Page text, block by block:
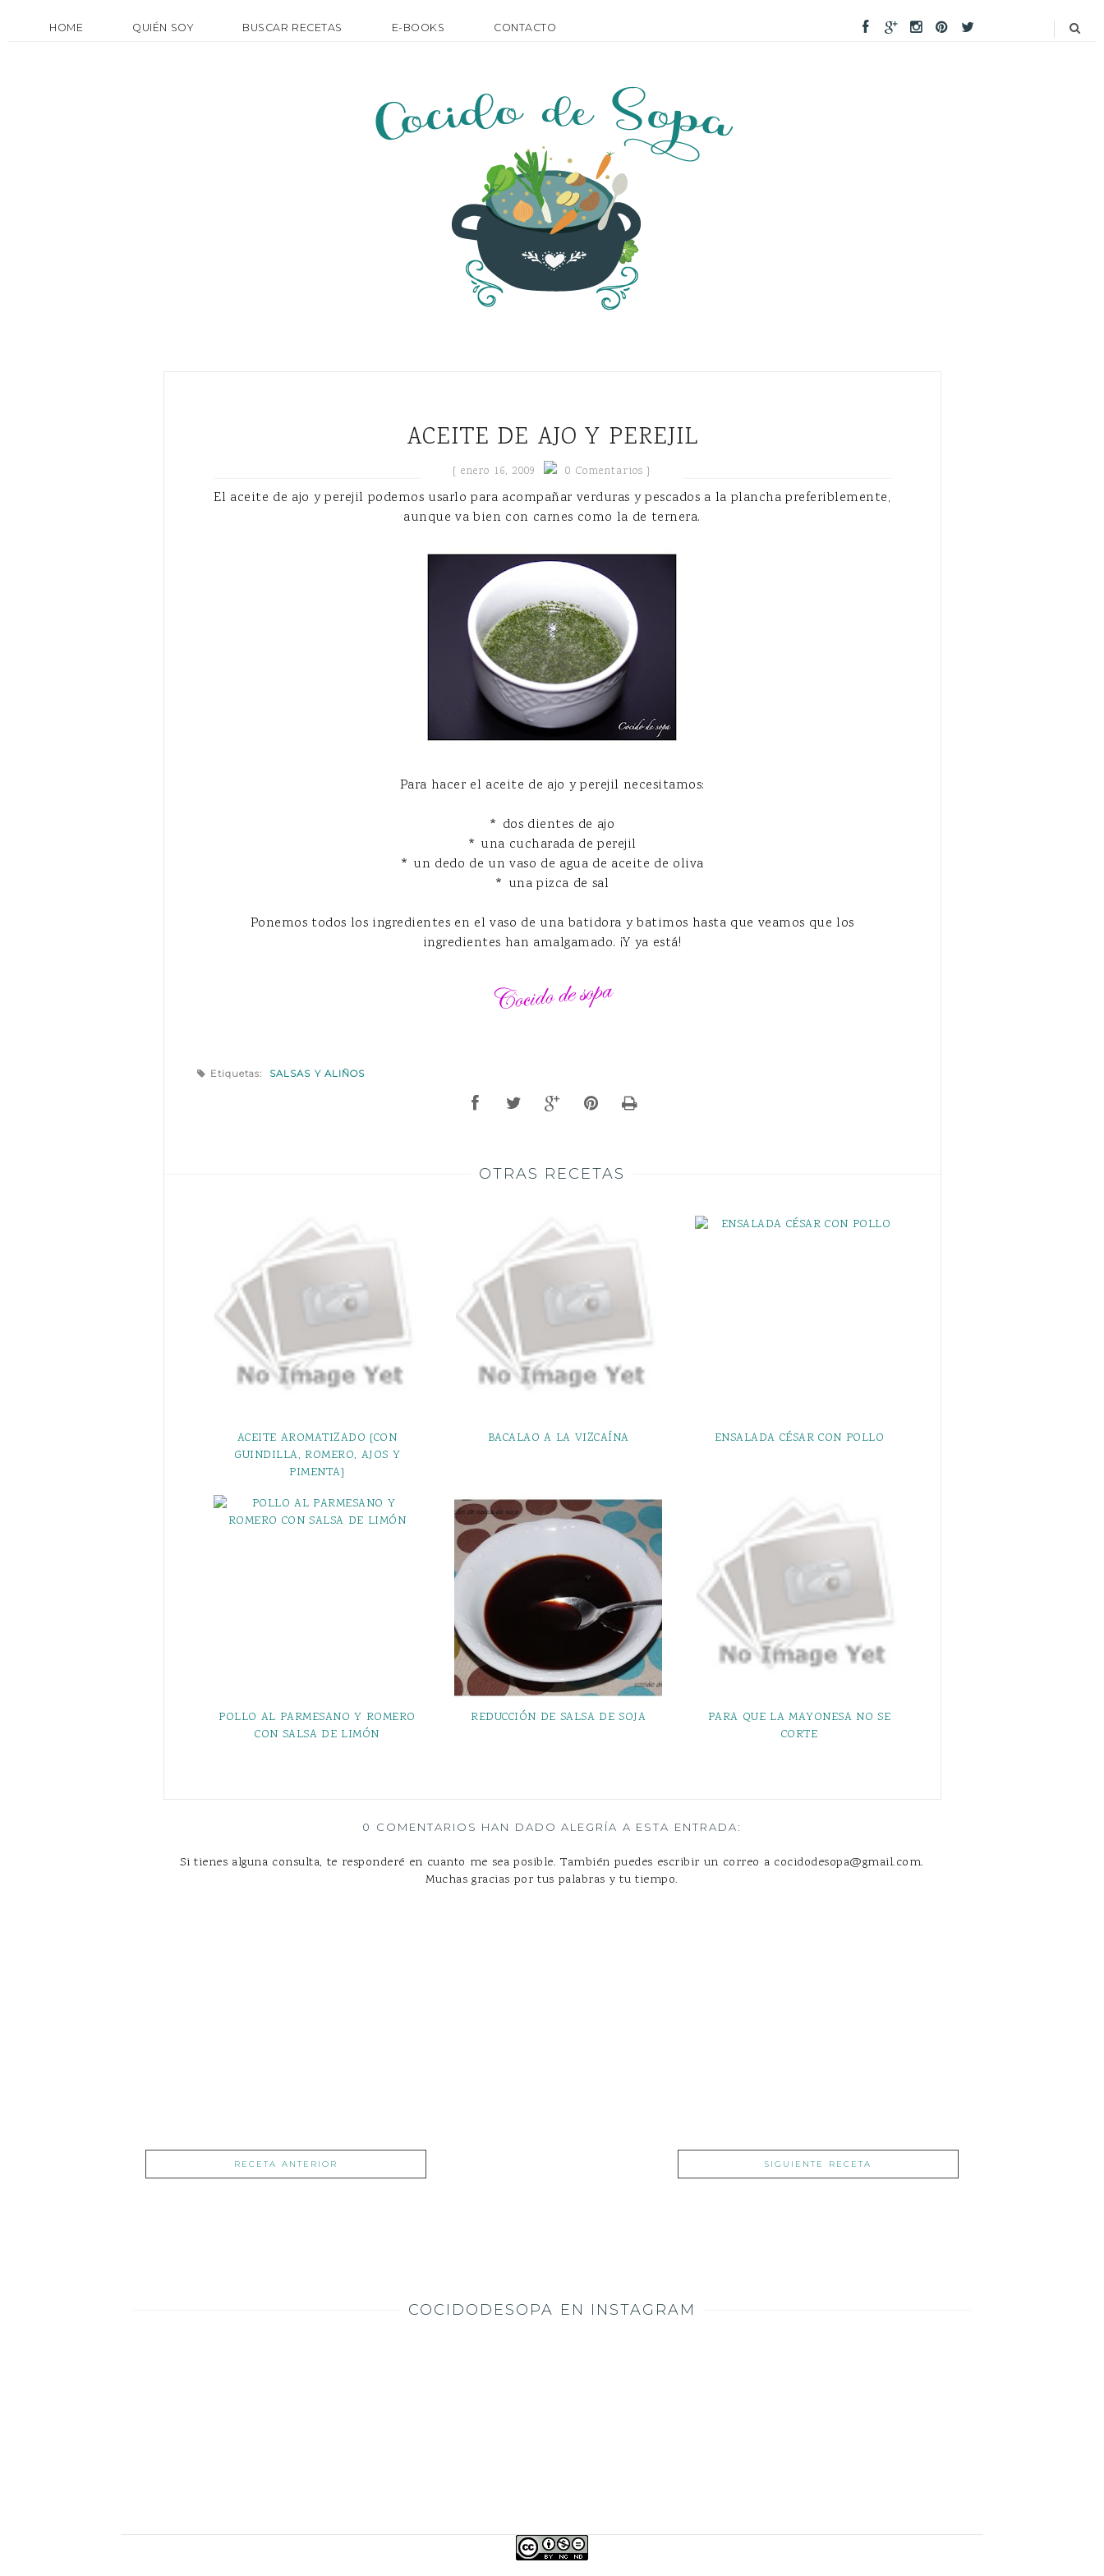
HOME QUIÉN SOY BUSCAR RECETAS E-BOOKS CONTACTO
ACEITE DE AJO Y PEREJIL
{enero 16, 2009 0 Comentarios }
El aceite de ajo y perejil podemos usarlo para acompañar verduras y pescados a la plancha preferiblemente,
aunque va bien con carnes como la de ternera.
Para hacer el aceite de ajo y perejil necesitamos:
* dos dientes de ajo
* una cucharada de perejil
* un dedo de un vaso de agua de aceite de oliva
* una pizca de sal
Ponemos todos los ingredientes en el vaso de una batidora y batimos hasta que veamos que los
ingredientes han amalgamado. ¡Y ya está!
Etiquetas: SALSAS Y ALIÑOS
OTRAS RECETAS
ACEITE AROMATIZADO {CON
GUINDILLA, ROMERO, AJOS Y
PIMENTA}
BACALAO A LA VIZCAÍNA ENSALADA CÉSAR CON POLLO
POLLO AL PARMESANO Y ROMERO
CON SALSA DE LIMÓN
REDUCCIÓN DE SALSA DE SOJA
PARA QUE LA MAYONESA NO SE
CORTE
0 COMENTARIOS HAN DADO ALEGRÍA A ESTA ENTRADA:
Si tienes alguna consulta, te responderé en cuanto me sea posible. También puedes escribir un correo a cocidodesopa@gmail.com.
Muchas gracias por tus palabras y tu tiempo.
RECETA ANTERIOR SIGUIENTE RECETA
COCIDODESOPA EN INSTAGRAM